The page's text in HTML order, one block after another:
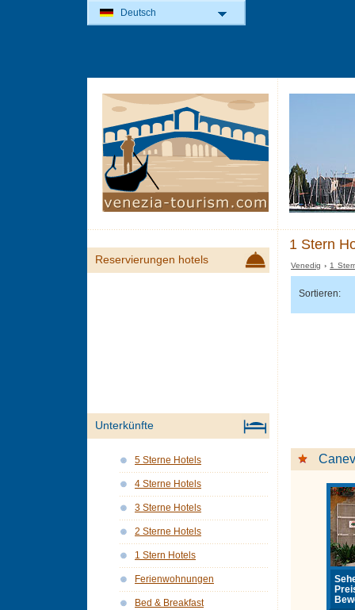
1 Stern
Venedig › 1
Sortieren:
Reservierungen hotels
Unterkünfte
5 Sterne Hotels
4 Sterne Hotels
3 Sterne Hotels
2 Sterne Hotels
1 Stern Hotels
Ferienwohnungen
Bed & Breakfast
Deutsch